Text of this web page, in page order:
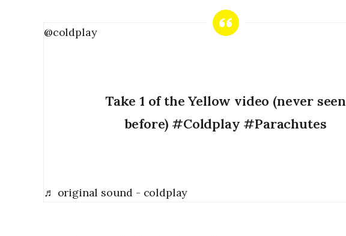
@coldplay
Take 1 of the Yellow video (never seen
before) #Coldplay #Parachutes
♬ original sound - coldplay